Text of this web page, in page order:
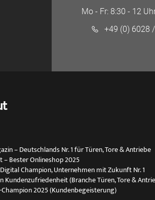
Mo - Fr: 8:30 - 12
+49 (0) 6028
– Deutschlands Nr. 1 für Türen, Tore & Antriebe
– Bester Onlineshop 2025
Champion, Unternehmen mit Zukunft Nr. 1
in Kundenzufriedenheit (Branche Türen, Tore &
Champion 2025 (Kundenbegeisterung)